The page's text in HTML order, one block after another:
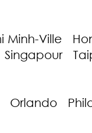
Ville
Orlando